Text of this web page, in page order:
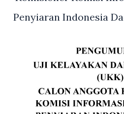
Penyiaran Indonesia